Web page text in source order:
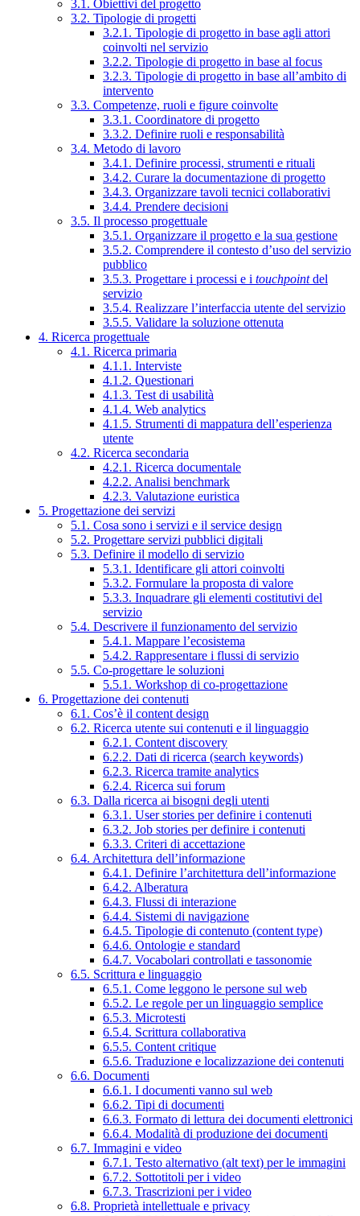
3.1. Obiettivi del progetto
3.2. Tipologie di progetti
3.2.1. Tipologie di progetto in base agli attori
coinvolti nel servizio
3.2.2. Tipologie di progetto in base al focus
3.2.3. Tipologie di progetto in base all’ambito di
intervento
3.3. Competenze, ruoli e figure coinvolte
3.3.1. Coordinatore di progetto
3.3.2. Definire ruoli e responsabilità
3.4. Metodo di lavoro
3.4.1. Definire processi, strumenti e rituali
3.4.2. Curare la documentazione di progetto
3.4.3. Organizzare tavoli tecnici collaborativi
3.4.4. Prendere decisioni
3.5. Il processo progettuale
3.5.1. Organizzare il progetto e la sua gestione
3.5.2. Comprendere il contesto d’uso del servizio
pubblico
3.5.3. Progettare i processi e i touchpointdel
servizio
3.5.4. Realizzare l’interfaccia utente del servizio
3.5.5. Validare la soluzione ottenuta
4. Ricerca progettuale
4.1. Ricerca primaria
4.1.1. Interviste
4.1.2. Questionari
4.1.3. Test di usabilità
4.1.4. Web analytics
4.1.5. Strumenti di mappatura dell’esperienza
utente
4.2. Ricerca secondaria
4.2.1. Ricerca documentale
4.2.2. Analisi benchmark
4.2.3. Valutazione euristica
5. Progettazione dei servizi
5.1. Cosa sono i servizi e il service design
5.2. Progettare servizi pubblici digitali
5.3. Definire il modello di servizio
5.3.1. Identificare gli attori coinvolti
5.3.2. Formulare la proposta di valore
5.3.3. Inquadrare gli elementi costitutivi del
servizio
5.4. Descrivere il funzionamento del servizio
5.4.1. Mappare l’ecosistema
5.4.2. Rappresentare i flussi di servizio
5.5. Co-progettare le soluzioni
5.5.1. Workshop di co-progettazione
6. Progettazione dei contenuti
6.1. Cos’è il content design
6.2. Ricerca utente sui contenuti e il linguaggio
6.2.1. Content discovery
6.2.2. Dati di ricerca (search keywords)
6.2.3. Ricerca tramite analytics
6.2.4. Ricerca sui forum
6.3. Dalla ricerca ai bisogni degli utenti
6.3.1. User stories per definire i contenuti
6.3.2. Job stories per definire i contenuti
6.3.3. Criteri di accettazione
6.4. Architettura dell’informazione
6.4.1. Definire l’architettura dell’informazione
6.4.2. Alberatura
6.4.3. Flussi di interazione
6.4.4. Sistemi di navigazione
6.4.5. Tipologie di contenuto (content type)
6.4.6. Ontologie e standard
6.4.7. Vocabolari controllati e tassonomie
6.5. Scrittura e linguaggio
6.5.1. Come leggono le persone sul web
6.5.2. Le regole per un linguaggio semplice
6.5.3. Microtesti
6.5.4. Scrittura collaborativa
6.5.5. Content critique
6.5.6. Traduzione e localizzazione dei contenuti
6.6. Documenti
6.6.1. I documenti vanno sul web
6.6.2. Tipi di documenti
6.6.3. Formato di lettura dei documenti elettronici
6.6.4. Modalità di produzione dei documenti
6.7. Immagini e video
6.7.1. Testo alternativo (alt text) per le immagini
6.7.2. Sottotitoli per i video
6.7.3. Trascrizioni per i video
6.8. Proprietà intellettuale e privacy